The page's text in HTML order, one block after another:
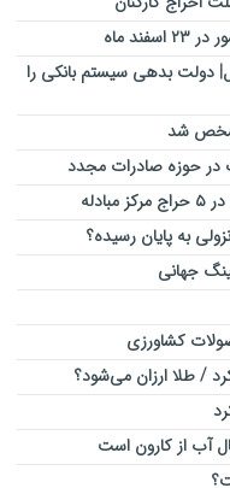
ماه
دولت بدهی سیستم بانکی را
شد
در حوزه صادرات مجدد
جهانی
کشاورزی
/ طلا ارزان می‌شود؟
آب از کارون است